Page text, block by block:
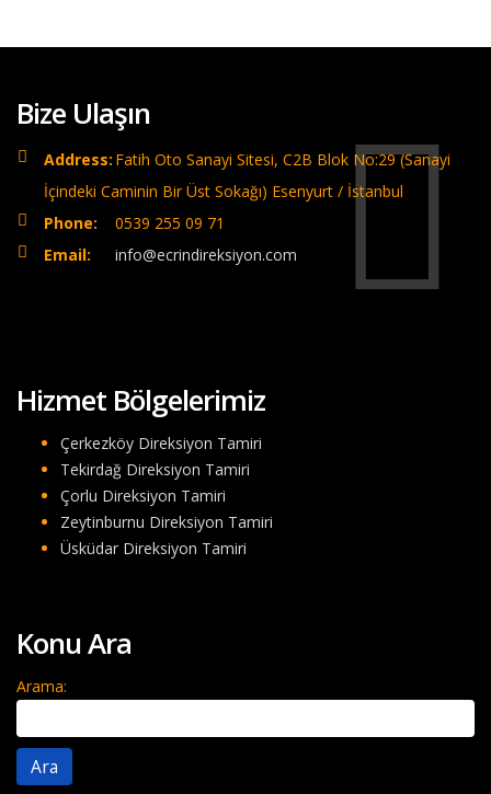
Bize Ulaşın
Address: Fatih Oto Sanayi Sitesi, C2B Blok No:29 (Sanayi
İçindeki Caminin Bir Üst Sokağı) Esenyurt / İstanbul
Phone:
0539 255 09 71
Email:
info@ecrindireksiyon.com
Hizmet Bölgelerimiz
Çerkezköy Direksiyon Tamiri
Tekirdağ Direksiyon Tamiri
Çorlu Direksiyon Tamiri
Zeytinburnu Direksiyon Tamiri
Üsküdar Direksiyon Tamiri
Konu Ara
Arama: